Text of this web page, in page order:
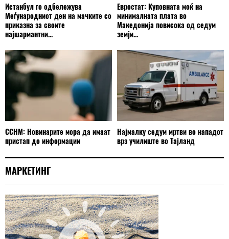
Истанбул го одбележува
Меѓународниот ден на мачките со
приказна за своите
најшармантни...
Евростат: Куповната моќ на
минималната плата во
Македонија повисока од седум
земји...
ССНМ: Новинарите мора да имаат
пристап до информации
Најмалку седум мртви во нападот
врз училиште во Тајланд
МАРКЕТИНГ